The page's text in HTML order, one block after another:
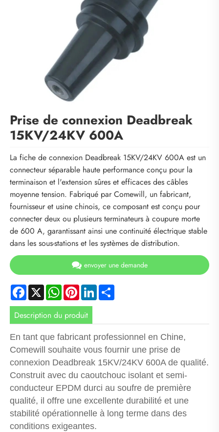
Prise de connexion Deadbreak
15KV/24KV 600A
La fiche de connexion Deadbreak 15KV/24KV 600A est un
connecteur séparable haute performance conçu pour la
terminaison et l'extension sûres et efficaces des câbles
moyenne tension. Fabriqué par Comewill, un fabricant,
fournisseur et usine chinois, ce composant est conçu pour
connecter deux ou plusieurs terminateurs à coupure morte
de 600 A, garantissant ainsi une continuité électrique stable
dans les sous-stations et les systèmes de distribution.
envoyer une demande
Facebook
X WhatsApp
PinterestLinkedIn
Description du produit
En tant que fabricant professionnel en Chine,
Comewill souhaite vous fournir une prise de
connexion Deadbreak 15KV/24KV 600A de qualité.
Construit avec du caoutchouc isolant et semi-
conducteur EPDM durci au soufre de première
qualité, il offre une excellente durabilité et une
stabilité opérationnelle à long terme dans des
conditions exigeantes.